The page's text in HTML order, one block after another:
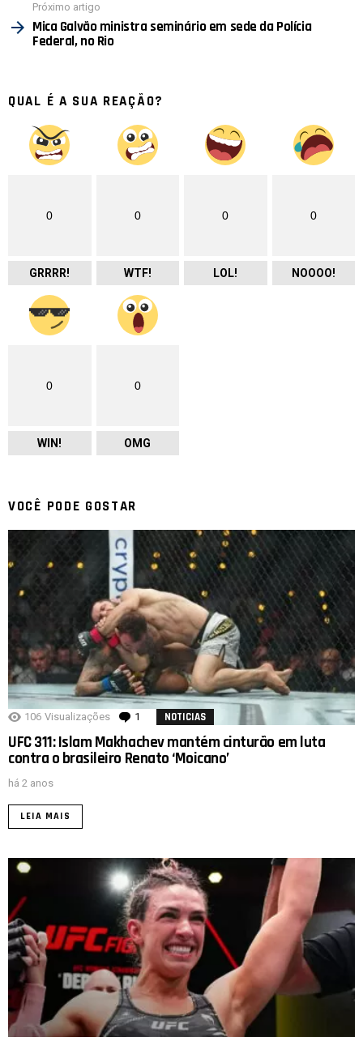
Próximo artigo
Mica Galvão ministra seminário em sede da Polícia
Federal, no Rio
QUAL É A SUA REAÇÃO?
0
GRRRR!
0
WTF!
0
LOL!
0
NOOOO!
0
WIN!
0
OMG
VOCÊ PODE GOSTAR
106 Visualizações 1 comentário
NOTICIAS
UFC 311: Islam Makhachev mantém cinturão em luta
contra o brasileiro Renato ‘Moicano’
há 2 anos
LEIA MAIS